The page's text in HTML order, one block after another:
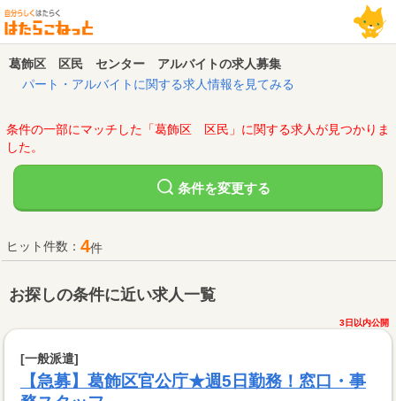
葛飾区 区民 センター アルバイトの求人募集
パート・アルバイトに関する求人情報を見てみる
条件の一部にマッチした「葛飾区 区民」に関する求人が見つかりま
した。
条件を変更する
ヒット件数： 4件
お探しの条件に近い求人一覧
3日以内公開
[一般派遣]
【急募】葛飾区官公庁★週5日勤務！窓口・事